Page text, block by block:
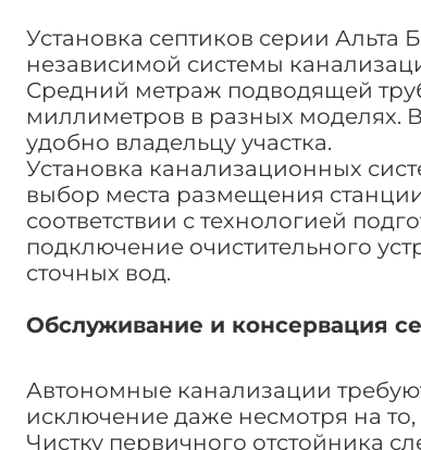
Установка септиков серии
независимой системы
Средний метраж подводящей
миллиметров в разных моделях.
удобно владельцу участка.
Установка канализационных
выбор места размещения
соответствии с технологией
подключение очистительного
сточных вод.
Обслуживание и консервация
Автономные канализации
исключение даже несмотря на
Чистку первичного отстойника